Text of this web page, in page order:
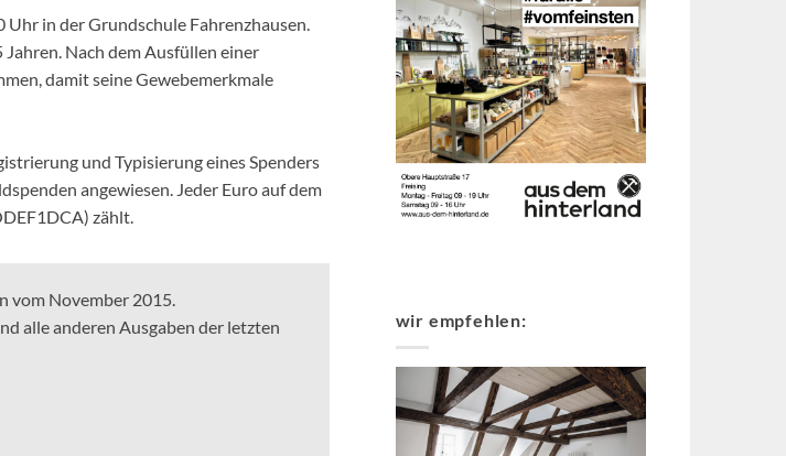
in der Grundschule Fahrenzhausen.
Nach dem Ausfüllen einer
damit seine Gewebemerkmale
und Typisierung eines Spenders
angewiesen. Jeder Euro auf dem
zählt.
vom November 2015.
alle anderen Ausgaben der letzten
wir empfehlen: